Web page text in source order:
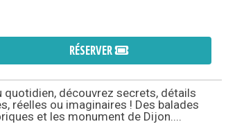
RÉSERVER
quotidien, découvrez secrets, détails
réelles ou imaginaires ! Des balades
et les monument de Dijon....